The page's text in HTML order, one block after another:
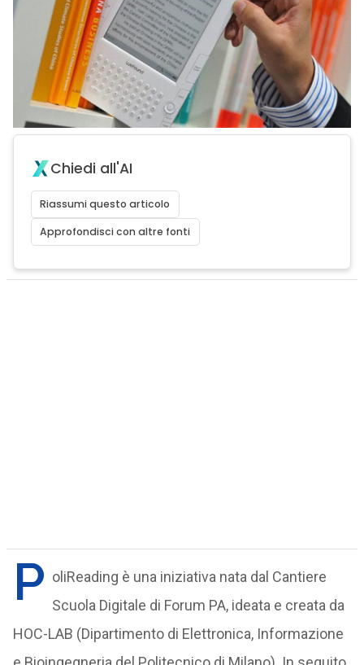
Chiedi all'AI
Riassumi questo articolo
Approfondisci con altre fonti
P oliReading è una iniziativa nata dal Cantiere
Scuola Digitale di Forum PA, ideata e creata da
HOC-LAB (Dipartimento di Elettronica, Informazione